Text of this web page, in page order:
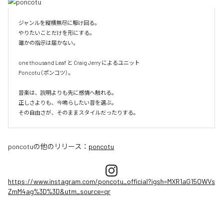
ジャンルを縦横無尽に駆け回る。
やりたいことだけを形にする。
誰かの指示は届かない。
one thousand Leaf と Craig Jerry によるユニット
Poncotu（ポンコツ）。
音楽は、説明よりも先に感情へ触れる。
正しさよりも、今鳴らしたい音を選ぶ。
その自由さが、そのままスタイルだったりする。
poncotuの他のリリース： poncotu
https://www.instagram.com/poncotu_official?igsh=MXR1aG15OWVs
ZmM4ag%3D%3D&utm_source=qr